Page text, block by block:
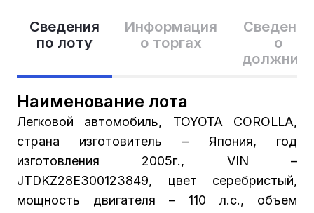
Сведения
по лоту
Информация
о торгах
Сведения
о
Наименование лота
Легковой автомобиль, TOYOTA COROLLA,
страна изготовитель – Япония, год
изготовления 2005г., VIN –
JTDKZ28E300123849, цвет серебристый,
мощность двигателя – 110 л.с., объем